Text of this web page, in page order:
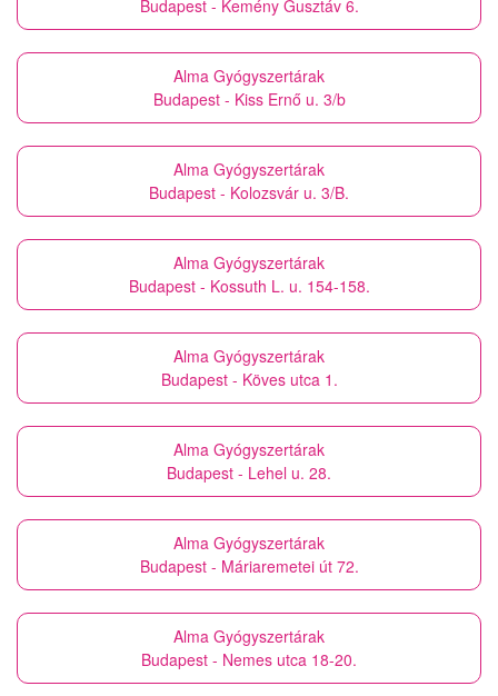
Budapest - Kemény Gusztáv 6.
Alma Gyógyszertárak
Budapest - Kiss Ernő u. 3/b
Alma Gyógyszertárak
Budapest - Kolozsvár u. 3/B.
Alma Gyógyszertárak
Budapest - Kossuth L. u. 154-158.
Alma Gyógyszertárak
Budapest - Köves utca 1.
Alma Gyógyszertárak
Budapest - Lehel u. 28.
Alma Gyógyszertárak
Budapest - Máriaremetei út 72.
Alma Gyógyszertárak
Budapest - Nemes utca 18-20.